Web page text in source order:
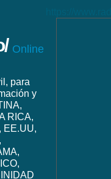
Online
para
y
RICA,
EE.UU,